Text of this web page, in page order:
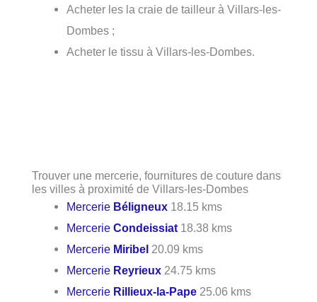
Acheter les la craie de tailleur à Villars-les-
Dombes ;
Acheter le tissu à Villars-les-Dombes.
Trouver une mercerie, fournitures de couture dans
les villes à proximité de Villars-les-Dombes
Mercerie Béligneux 18.15 kms
MercerieCondeissiat 18.38 kms
Mercerie Miribel 20.09 kms
Mercerie Reyrieux 24.75 kms
Mercerie Rillieux-la-Pape 25.06 kms